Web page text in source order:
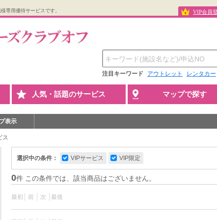
専用優待サービスです。 VIP会員
注目キーワード アウトレット レンタカー
人気・話題のサービス マップで探す
表示
ス
選択中の条件： VIPサービス VIP限定
0件 この条件では、該当商品はございません。
最初 前 次 最後